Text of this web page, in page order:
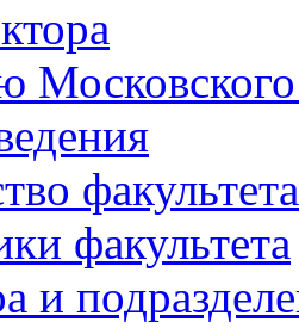
Московского
факультета
факультета
и